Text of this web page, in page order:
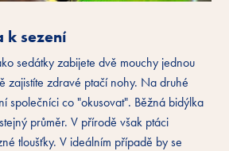
k sezení
sedátky zabijete dvě mouchy jednou
zajistíte zdravé ptačí nohy. Na druhé
společníci co "okusovat". Běžná bidýlka
průměr. V přírodě však ptáci
tloušťky. V ideálním případě by se